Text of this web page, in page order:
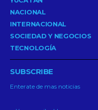
NACIONAL
INTERNACIONAL
SOCIEDAD Y NEGOCIOS
TECNOLOGÍA
SUBSCRIBE
Enterate de mas noticias